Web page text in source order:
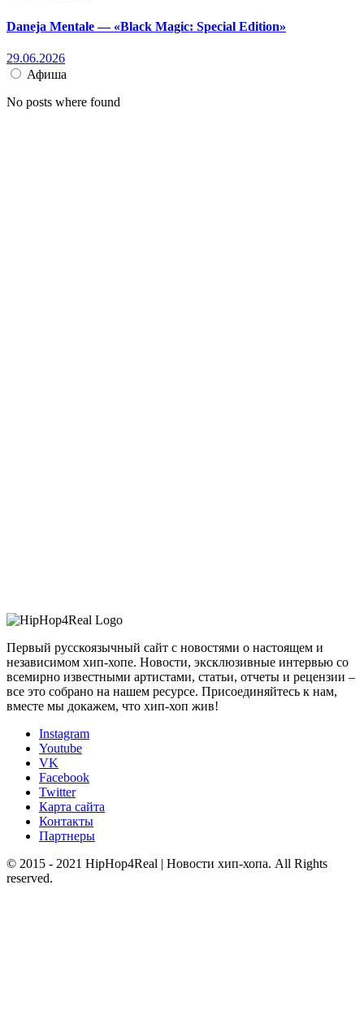
Daneja Mentale — «Black Magic: Special Edition»
29.06.2026
Афиша
No posts where found
Первый русскоязычный сайт с новостями о настоящем и
независимом хип-хопе. Новости, эксклюзивные интервью со
всемирно известными артистами, статьи, отчеты и рецензии –
все это собрано на нашем ресурсе. Присоединяйтесь к нам,
вместе мы докажем, что хип-хоп жив!
Instagram
Youtube
VK
Facebook
Twitter
Карта сайта
Контакты
Партнеры
© 2015 - 2021 HipHop4Real | Новости хип-хопа. All Rights
reserved.